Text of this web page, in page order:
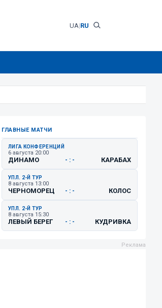
UA|RU
ГЛАВНЫЕ МАТЧИ
ЛИГА КОНФЕРЕНЦИЙ
6 августа 20:00
ДИНАМО - : - КАРАБАХ
УПЛ. 2-Й ТУР
8 августа 13:00
ЧЕРНОМОРЕЦ - : - КОЛОС
УПЛ. 2-Й ТУР
8 августа 15:30
ЛЕВЫЙ БЕРЕГ - : - КУДРИВКА